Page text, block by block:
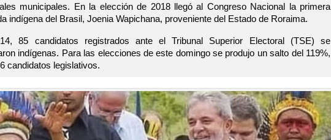
municipales. En la elección de 2018 llegó al Congreso Nacional la primera
indígena del Brasil, Joenia Wapichana, proveniente del Estado de Roraima.
85 candidatos registrados ante el Tribunal Superior Electoral (TSE) se
indígenas. Para las elecciones de este domingo se produjo un salto del 119%,
candidatos legislativos.